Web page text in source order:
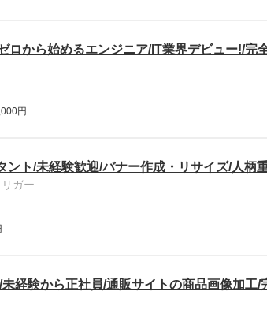
ロから始めるエンジニア/IT業界デビュー!/完
円
ント/未経験歓迎/バナー作成・リサイズ/人柄
ガー
経験から正社員/通販サイトの商品画像加工/